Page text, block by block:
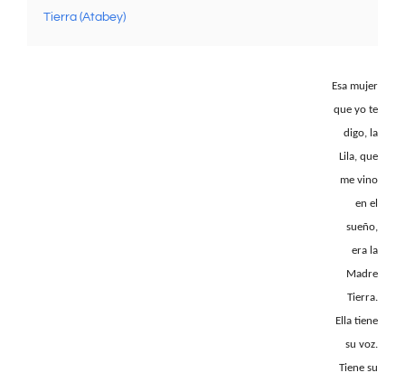
Tierra (Atabey)
Esa mujer
que yo te
digo, la
Lila, que
me vino
en el
sueño,
era la
Madre
Tierra.
Ella tiene
su voz.
Tiene su